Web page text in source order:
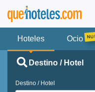
Hoteles Ocio
Destino / Hotel
Destino / Hotel